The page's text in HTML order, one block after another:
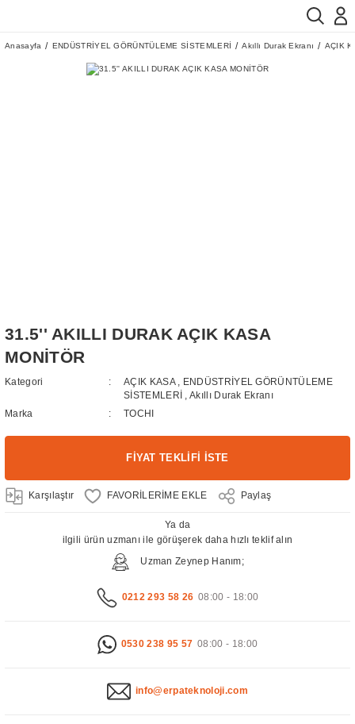
Anasayfa ENDÜSTRİYEL GÖRÜNTÜLEME SİSTEMLERİ Akıllı Durak Ekranı AÇIK
31.5'' AKILLI DURAK AÇIK KASA
MONİTÖR
Kategori AÇIK KASA
ENDÜSTRİYEL GÖRÜNTÜLEME
SİSTEMLERİ
,Akıllı Durak Ekranı
Marka
TOCHI
FİYAT TEKLİFİ İSTE
Karşılaştır Paylaş
Ya da
ilgili ürün uzmanı ile görüşerek daha hızlı teklif alın
Uzman Zeynep Hanım;
0212 293 58 26 08:00 - 18:00
0530 238 95 57 08:00 - 18:00
info@erpateknoloji.com